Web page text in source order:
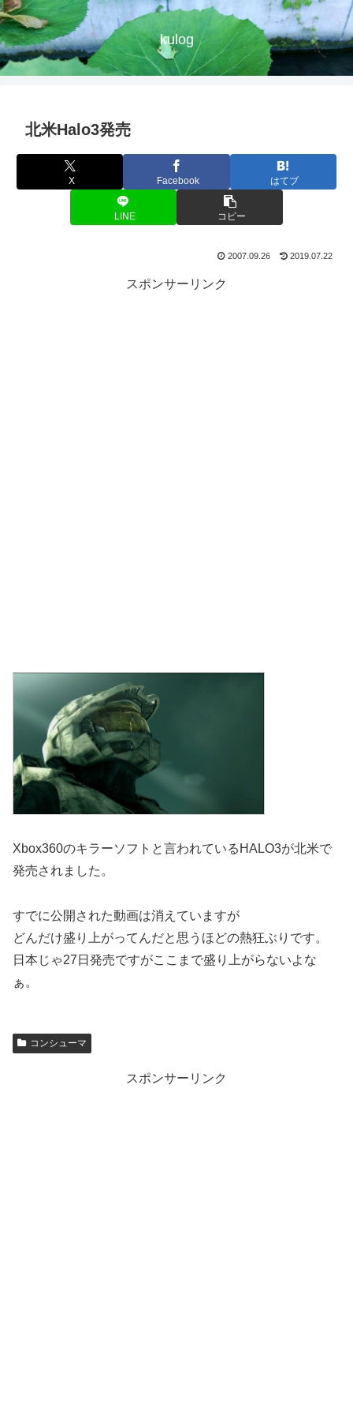
kulog
北米Halo3発売
X Facebook はてブ
LINE コピー
2007.09.26 2019.07.22
スポンサーリンク
Xbox360のキラーソフトと言われているHALO3が北米で
発売されました。
すでに公開された動画は消えていますが
どんだけ盛り上がってんだと思うほどの熱狂ぶりです。
日本じゃ27日発売ですがここまで盛り上がらないよな
ぁ。
コンシューマ
スポンサーリンク